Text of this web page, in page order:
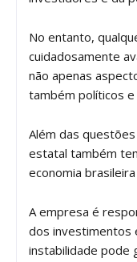
No entanto,
cuidadosamente
não apenas
também políticos e
Além das
estatal também
economia
A empresa é
dos investimentos
instabilidade pode